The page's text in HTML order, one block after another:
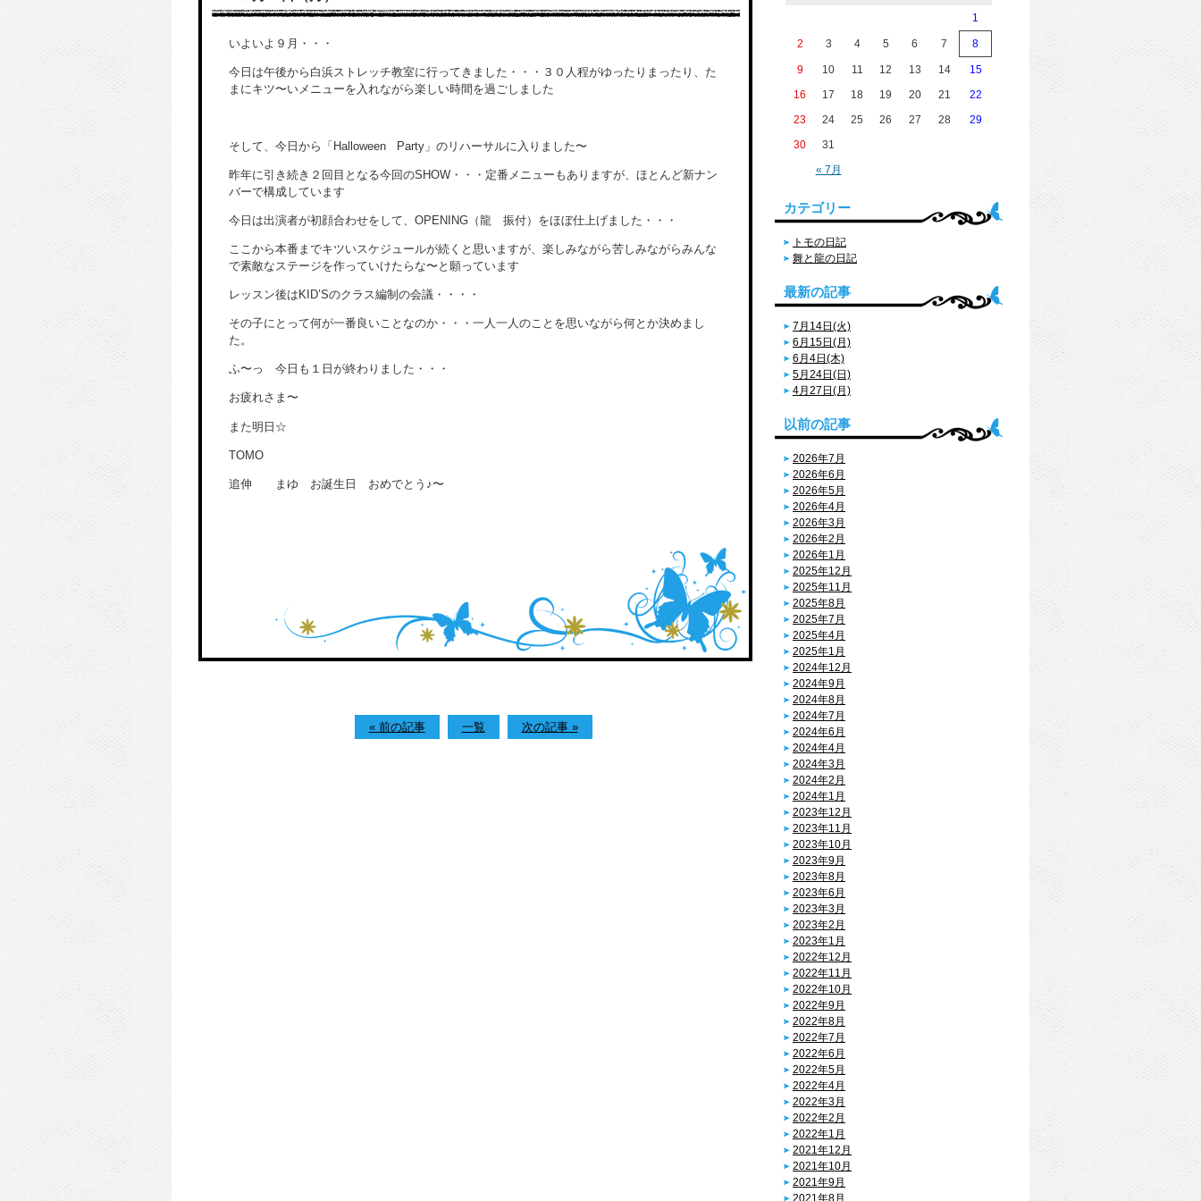
いよいよ９月・・・
今日は午後から白浜ストレッチ教室に行ってきました・・・３０人程がゆったりまったり、た
まにキツ〜いメニューを入れながら楽しい時間を過ごしました
そして、今日から「Halloween Party」のリハーサルに入りました〜
昨年に引き続き２回目となる今回のSHOW・・・定番メニューもありますが、ほとんど新ナン
バーで構成しています
今日は出演者が初顔合わせをして、OPENING（龍 振付）をほぼ仕上げました・・・
ここから本番までキツいスケジュールが続くと思いますが、楽しみながら苦しみながらみんな
で素敵なステージを作っていけたらな〜と願っています
レッスン後はKID’Sのクラス編制の会議・・・・
その子にとって何が一番良いことなのか・・・一人一人のことを思いながら何とか決めまし
た。
ふ〜っ 今日も１日が終わりました・・・
お疲れさま〜
また明日☆
TOMO
追伸 まゆ お誕生日 おめでとう♪〜
« 前の記事 一覧 次の記事 »
« 7月
1
2 3 4 5 6 7 8
9 10 11 12 13 14
15
16
17 18 19 20 21
22
23
24 25 26 27 28
29
30
31
カテゴリー
トモの日記
舞と龍の日記
最新の記事
7月14日(火)
6月15日(月)
6月4日(木)
5月24日(日)
4月27日(月)
以前の記事
2026年7月
2026年6月
2026年5月
2026年4月
2026年3月
2026年2月
2026年1月
2025年12月
2025年11月
2025年8月
2025年7月
2025年4月
2025年1月
2024年12月
2024年9月
2024年8月
2024年7月
2024年6月
2024年4月
2024年3月
2024年2月
2024年1月
2023年12月
2023年11月
2023年10月
2023年9月
2023年8月
2023年6月
2023年3月
2023年2月
2023年1月
2022年12月
2022年11月
2022年10月
2022年9月
2022年8月
2022年7月
2022年6月
2022年5月
2022年4月
2022年3月
2022年2月
2022年1月
2021年12月
2021年10月
2021年9月
2021年8月